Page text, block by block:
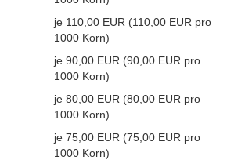
je 110,00 EUR (110,00 EUR pro
1000 Korn)
je 90,00 EUR (90,00 EUR pro
1000 Korn)
je 80,00 EUR (80,00 EUR pro
1000 Korn)
je 75,00 EUR (75,00 EUR pro
1000 Korn)